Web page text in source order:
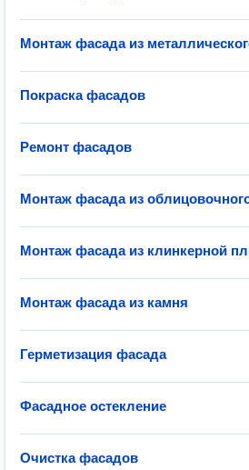
Монтаж фасада из
Покраска фасадов
Ремонт фасадов
Монтаж фасада из
Монтаж фасада из клинкерной
Монтаж фасада из камня
Герметизация фасада
Фасадное остекление
Очистка фасадов